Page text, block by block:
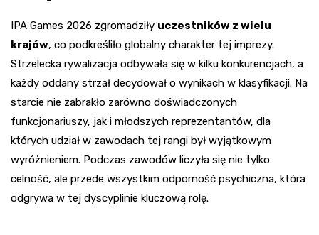
IPA Games 2026 zgromadziły uczestników z wielu
krajów, co podkreśliło globalny charakter tej imprezy.
Strzelecka rywalizacja odbywała się w kilku konkurencjach, a
każdy oddany strzał decydował o wynikach w klasyfikacji. Na
starcie nie zabrakło zarówno doświadczonych
funkcjonariuszy, jak i młodszych reprezentantów, dla
których udział w zawodach tej rangi był wyjątkowym
wyróżnieniem. Podczas zawodów liczyła się nie tylko
celność, ale przede wszystkim odporność psychiczna, która
odgrywa w tej dyscyplinie kluczową rolę.